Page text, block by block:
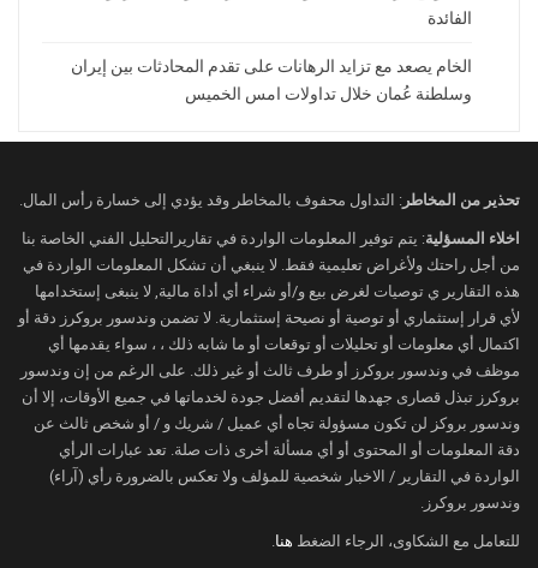
في الهند ضعيفًا مع إحجام المشترين عن
الشراء بعد الارتفاعات الأخيرة، بينما استقرت
العلاوات السعرية في الصين بدعم من
المعادن النفيسة الأخرى
ارتفعت الفضة بنسبة 3.1% إلى 80.88
دولارًا للأوقية
صعد البلاتين بنسبة 0.2% إلى 2,026.80
دولارًا
تراجع البلاديوم بنسبة 0.3% إلى 1,476.18
دولارًا، لكنه ظل منخفضًا أسبوعيًا بنحو 3
بالمئة
الفائدة
الخام يصعد مع تزايد الرهانات على تقدم المحادثات بين إيران
وسلطنة عُمان خلال تداولات امس الخميس
تحذير من المخاطر : التداول محفوف بالمخاطر وقد يؤدي إلى خسارة رأس المال.
اخلاء المسؤلية: يتم توفير المعلومات الواردة في تقاريرالتحليل الفني الخاصة بنا
من أجل راحتك ولأغراض تعليمية فقط. لا ينبغي أن تشكل المعلومات الواردة في
هذه التقارير ي توصيات لغرض بيع و/أو شراء أي أداة مالية, لا ينبغى إستخدامها
لأي قرار إستثماري أو توصية أو نصيحة إستثمارية. لا تضمن وندسور بروكرز دقة أو
اكتمال أي معلومات أو تحليلات أو توقعات أو ما شابه ذلك ، ، سواء يقدمها أي
موظف في وندسور بروكرز أو طرف ثالث أو غير ذلك. على الرغم من إن وندسور
بروكرز تبذل قصارى جهدها لتقديم أفضل جودة لخدماتها في جميع الأوقات، إلا أن
وندسور بروكز لن تكون مسؤولة تجاه أي عميل / شريك و / أو شخص ثالث عن
دقة المعلومات أو المحتوى أو أي مسألة أخرى ذات صلة. تعد عبارات الرأي
الواردة في التقارير / الاخبار شخصية للمؤلف ولا تعكس بالضرورة رأي (آراء)
وندسور بروكرز.
للتعامل مع الشكاوى، الرجاء الضغط هنا